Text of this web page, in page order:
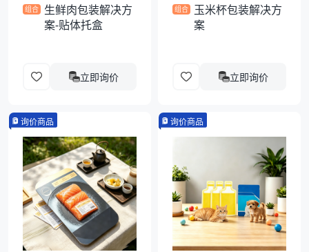
组合 生鲜肉包装解决方
案-贴体托盒
立即询价
组合 玉米杯包装解决方
案
立即询价
询价商品 询价商品